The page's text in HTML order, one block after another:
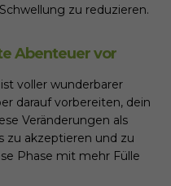
zu reduzieren.
Abenteuer vor
voller wunderbarer
darauf vorbereiten, dein
Veränderungen als
zu akzeptieren und zu
Phase mit mehr Fülle